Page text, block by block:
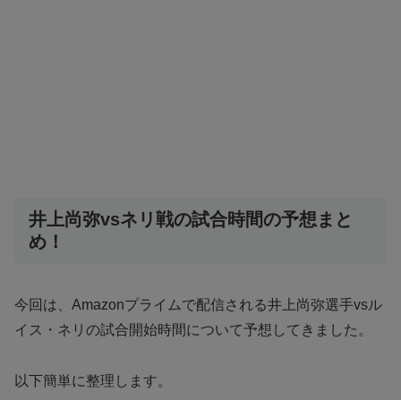
井上尚弥vsネリ戦の試合時間の予想まと
め！
今回は、Amazonプライムで配信される井上尚弥選手vsル
イス・ネリの試合開始時間について予想してきました。
以下簡単に整理します。